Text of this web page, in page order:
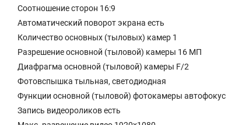
Соотношение сторон 16:9
Автоматический поворот экрана есть
Количество основных (тыловых) камер 1
Разрешение основной (тыловой) камеры 16 МП
Диафрагма основной (тыловой) камеры F/2
Фотовспышка тыльная, светодиодная
Функции основной (тыловой) фотокамеры автофокус
Запись видеороликов есть